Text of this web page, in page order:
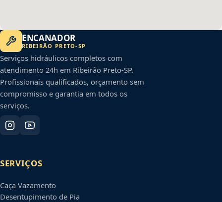
ENCANADOR
RIBEIRÃO PRETO-SP
Serviços hidráulicos completos com
atendimento 24h em Ribeirão Preto-SP.
Profissionais qualificados, orçamento sem
compromisso e garantia em todos os
serviços.
SERVIÇOS
Caça Vazamento
Desentupimento de Pia